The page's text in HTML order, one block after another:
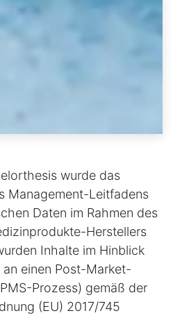
wurde das
Management-Leitfadens
Daten im Rahmen des
Herstellers
Inhalte im Hinblick
einen Post-Market-
Prozess) gemäß der
(EU) 2017/745